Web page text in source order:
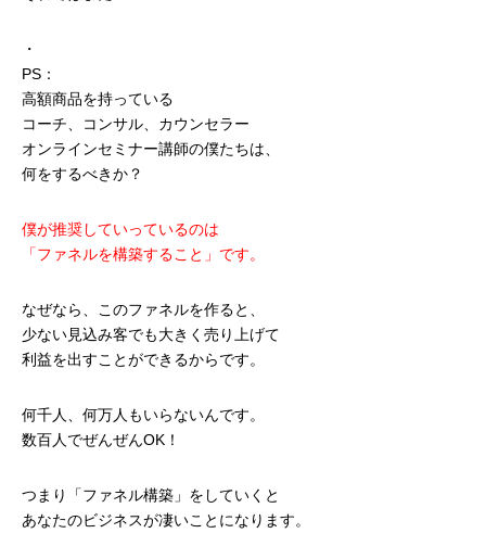
・
PS：
高額商品を持っている
コーチ、コンサル、カウンセラー
オンラインセミナー講師の僕たちは、
何をするべきか？
僕が推奨していっているのは
「ファネルを構築すること」です。
なぜなら、このファネルを作ると、
少ない見込み客でも大きく売り上げて
利益を出すことができるからです。
何千人、何万人もいらないんです。
数百人でぜんぜんOK！
つまり「ファネル構築」をしていくと
あなたのビジネスが凄いことになります。